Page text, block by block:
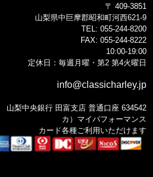
〒 409-3851
山梨県中巨摩郡昭和町河西621-9
TEL: 055-244-8200
FAX: 055-244-8222
10:00-19:00
定休日：毎週月曜・第2 第4火曜日
info@classicharley.jp
山梨中央銀行 田富支店 普通口座 634542
カ）マイパフォーマンス
カード各種ご利用いただけます